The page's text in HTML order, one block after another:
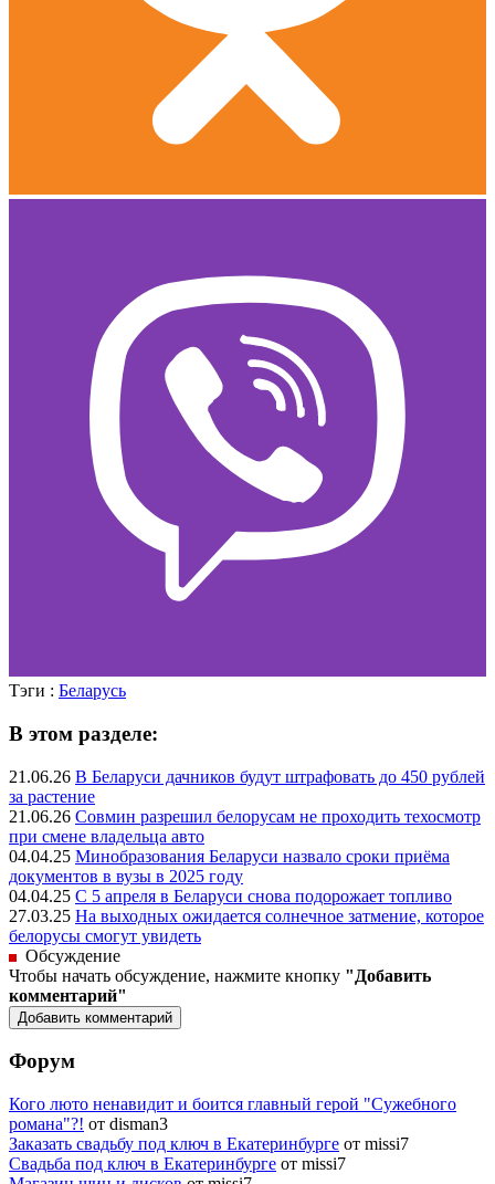
Тэги : Беларусь
В этом разделе:
21.06.26 В Беларуси дачников будут штрафовать до 450 рублей
за растение
21.06.26 Совмин разрешил белорусам не проходить техосмотр
при смене владельца авто
04.04.25 Минобразования Беларуси назвало сроки приёма
документов в вузы в 2025 году
04.04.25 С 5 апреля в Беларуси снова подорожает топливо
27.03.25 На выходных ожидается солнечное затмение, которое
белорусы смогут увидеть
Обсуждение
Чтобы начать обсуждение, нажмите кнопку "Добавить
комментарий"
Форум
Кого люто ненавидит и боится главный герой "Сужебного
романа"?! от disman3
Заказать свадьбу под ключ в Екатеринбурге от missi7
Cвадьба под ключ в Екатеринбурге от missi7